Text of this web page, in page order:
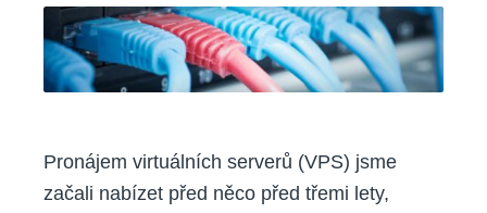
současnost
architektury
služby
VPS
Pronájem virtuálních serverů (VPS) jsme
začali nabízet před něco před třemi lety,